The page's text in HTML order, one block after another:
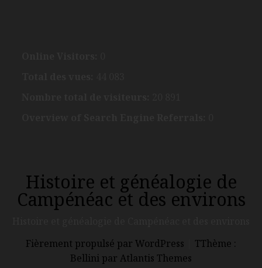
Histoire et généalogie de
Campénéac et des environs
Fièrement propulsé par WordPress
TThème :
Bellini par Atlantis Themes